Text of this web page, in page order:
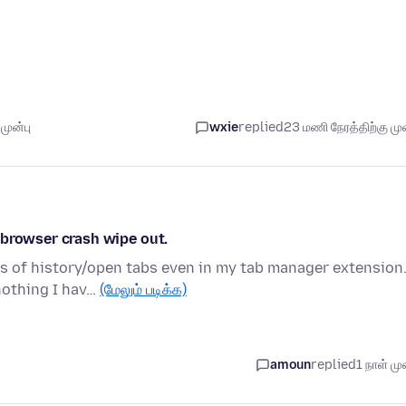
wxiereplied23 மணி நேரத்திற்கு
crash wipe out.
of history/open tabs even in my tab manager
I hav… (மேலும் படிக்க)
amounreplied1 நாள்